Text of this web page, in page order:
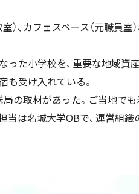
室）、カフェスペース（元職員
った小学校を、重要な地域
も受け入れている。
局の取材があった。ご当地で
当は名城大学OBで、運営組